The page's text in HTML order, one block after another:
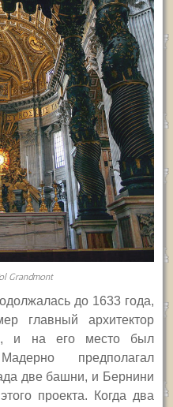
Grandmont
до 1633 года,
главный архитектор
и на его место был
предполагал
две башни, и Бернини
проекта.
Когда два